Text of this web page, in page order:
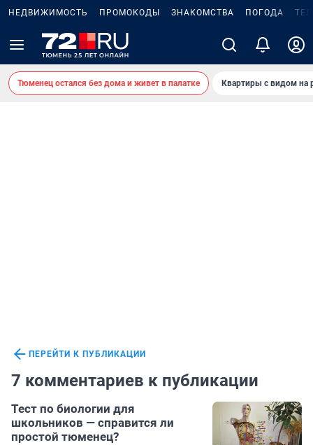
НЕДВИЖИМОСТЬ ПРОМОКОДЫ ЗНАКОМСТВА ПОГОДА
Тюменец остался без дома и живет в палатке Квартиры с видом на
ПЕРЕЙТИ К ПУБЛИКАЦИИ
7 комментариев к публикации
Тест по биологии для
школьников — справится ли
простой тюменец?